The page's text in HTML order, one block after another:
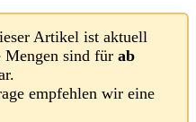
Artikel ist aktuell
Mengen sind für ab
empfehlen wir eine